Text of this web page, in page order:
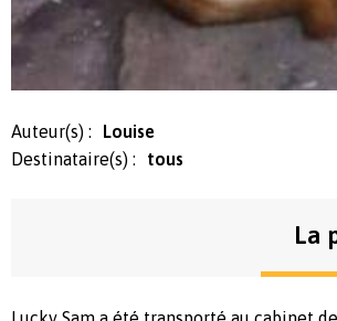
Auteur(s) :
Louise
Destinataire(s) :
tous
La